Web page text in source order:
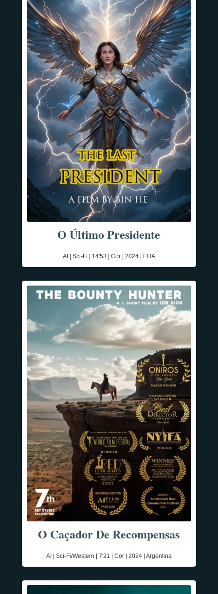
O Último Presidente
AI | Sci-Fi | 14'53 | Cor | 2024 | EUA
O Caçador De Recompensas
AI | Sci-Fi/Western | 7'21 | Cor | 2024 | Argentina